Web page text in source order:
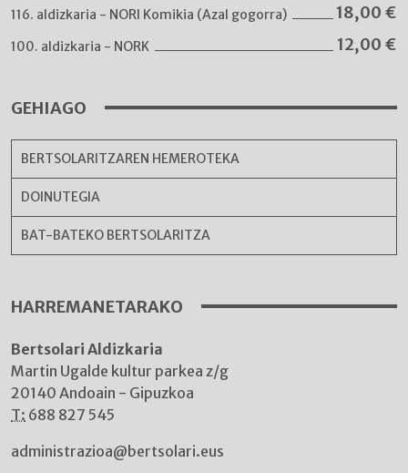
116. aldizkaria - NORI Komikia (Azal gogorra) 18,00 €
100. aldizkaria - NORK 12,00 €
GEHIAGO
BERTSOLARITZAREN HEMEROTEKA
DOINUTEGIA
BAT-BATEKO BERTSOLARITZA
HARREMANETARAKO
Bertsolari Aldizkaria
Martin Ugalde kultur parkea z/g
20140 Andoain - Gipuzkoa
T: 688 827 545
administrazioa@bertsolari.eus